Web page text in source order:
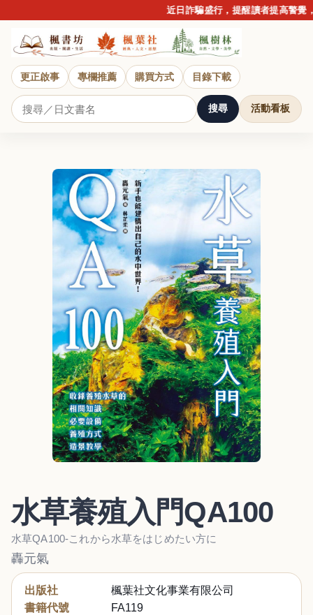
近日詐騙盛行，提醒讀者提高警覺，
更正啟事 專欄推薦 購買方式 目錄下載
搜尋 活動看板
水草養殖入門QA100
水草QA100-これから水草をはじめたい方に
轟元氣
出版社
楓葉社文化事業有限公司
書籍代號
FA119